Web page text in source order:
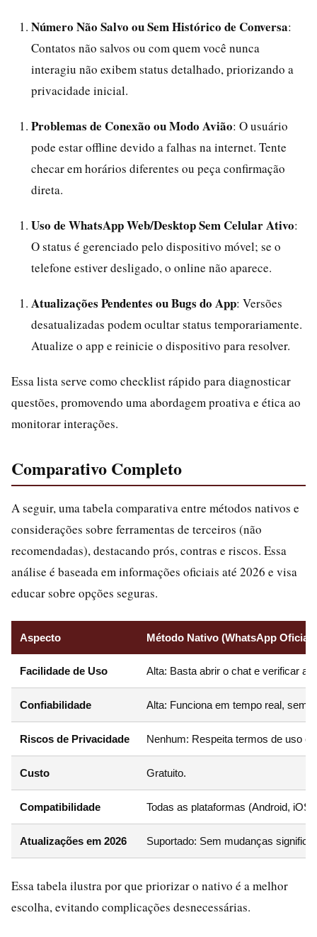
Número Não Salvo ou Sem Histórico de Conversa:
Contatos não salvos ou com quem você nunca
interagiu não exibem status detalhado, priorizando a
privacidade inicial.
Problemas de Conexão ou Modo Avião: O usuário
pode estar offline devido a falhas na internet. Tente
checar em horários diferentes ou peça confirmação
direta.
Uso de WhatsApp Web/Desktop Sem Celular Ativo:
O status é gerenciado pelo dispositivo móvel; se o
telefone estiver desligado, o online não aparece.
Atualizações Pendentes ou Bugs do App: Versões
desatualizadas podem ocultar status temporariamente.
Atualize o app e reinicie o dispositivo para resolver.
Essa lista serve como checklist rápido para diagnosticar
questões, promovendo uma abordagem proativa e ética ao
monitorar interações.
Comparativo Completo
A seguir, uma tabela comparativa entre métodos nativos e
considerações sobre ferramentas de terceiros (não
recomendadas), destacando prós, contras e riscos. Essa
análise é baseada em informações oficiais até 2026 e visa
educar sobre opções seguras.
Aspecto Método Nativo (WhatsApp Oficial)
Facilidade de Uso Alta: Basta abrir o chat e verificar
Confiabilidade Alta: Funciona em tempo real, sem
Riscos de Privacidade Nenhum: Respeita termos de uso e
Custo Gratuito.
Compatibilidade Todas as plataformas (Android, iOS,
Atualizações em 2026 Suportado: Sem mudanças
Essa tabela ilustra por que priorizar o nativo é a melhor
escolha, evitando complicações desnecessárias.